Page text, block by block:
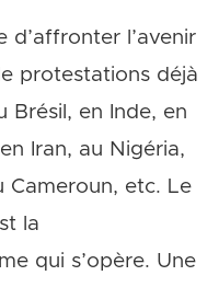
d’affronter l’avenir
protestations déjà
Brésil, en Inde, en
Iran, au Nigéria,
Cameroun, etc. Le
la
qui s’opère. Une